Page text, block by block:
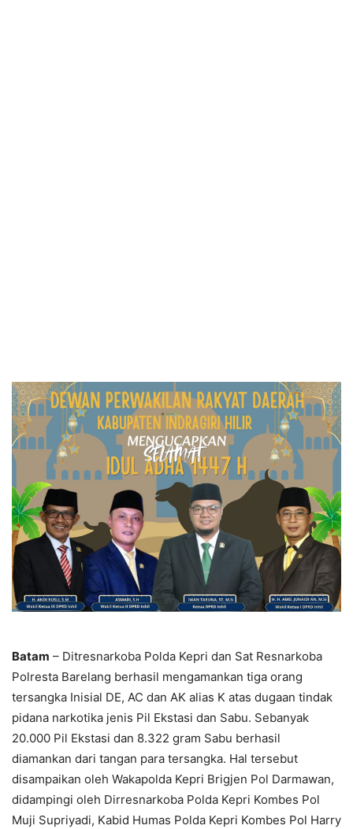
Batam – Ditresnarkoba Polda Kepri dan Sat Resnarkoba
Polresta Barelang berhasil mengamankan tiga orang
tersangka Inisial DE, AC dan AK alias K atas dugaan tindak
pidana narkotika jenis Pil Ekstasi dan Sabu. Sebanyak
20.000 Pil Ekstasi dan 8.322 gram Sabu berhasil
diamankan dari tangan para tersangka. Hal tersebut
disampaikan oleh Wakapolda Kepri Brigjen Pol Darmawan,
didampingi oleh Dirresnarkoba Polda Kepri Kombes Pol
Muji Supriyadi, Kabid Humas Polda Kepri Kombes Pol Harry